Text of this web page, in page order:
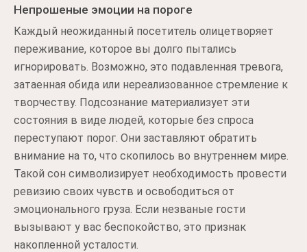
Непрошеные эмоции на пороге
Каждый неожиданный посетитель олицетворяет
переживание, которое вы долго пытались
игнорировать. Возможно, это подавленная тревога,
затаенная обида или нереализованное стремление к
творчеству. Подсознание материализует эти
состояния в виде людей, которые без спроса
переступают порог. Они заставляют обратить
внимание на то, что скопилось во внутреннем мире.
Такой сон символизирует необходимость провести
ревизию своих чувств и освободиться от
эмоционального груза. Если незваные гости
вызывают у вас беспокойство, это признак
накопленной усталости.